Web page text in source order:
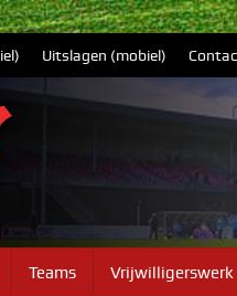
Uitslagen (mobiel)
Teams Vrijwilligerswerk